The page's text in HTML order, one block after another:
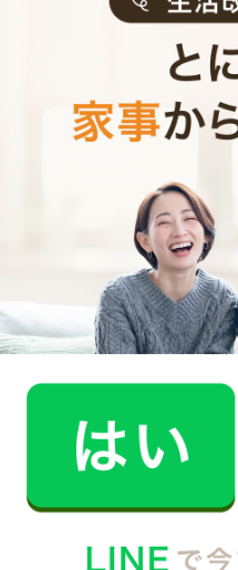
お見
他社
業界大手B社
--
中堅CH社